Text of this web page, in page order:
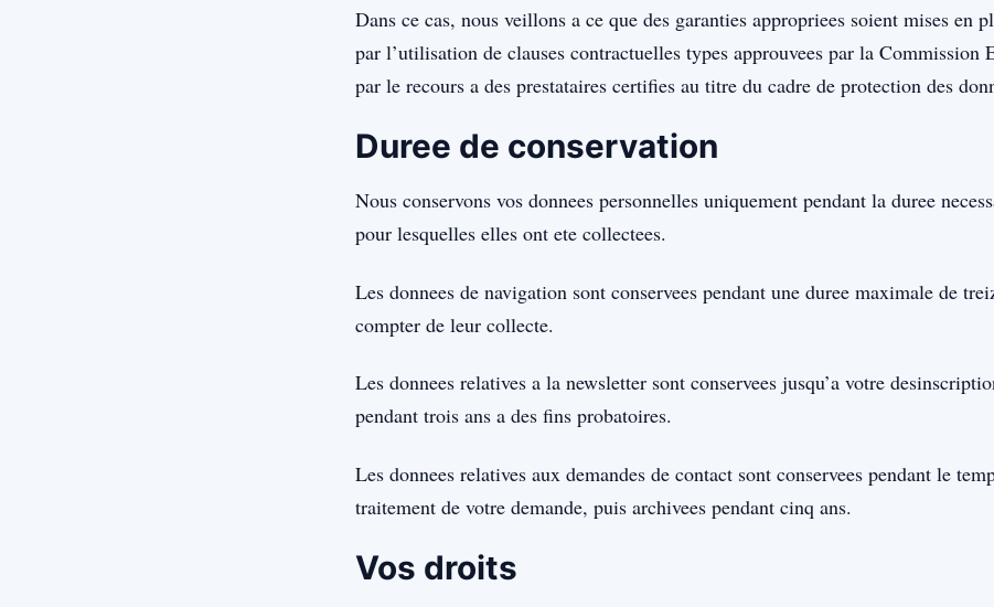
Dans ce cas, nous veillons a ce que des garanties appropriees soient mises en
par l’utilisation de clauses contractuelles types approuvees par la Commission
par le recours a des prestataires certifies au titre du cadre de protection des
Duree de conservation
Nous conservons vos donnees personnelles uniquement pendant la duree
pour lesquelles elles ont ete collectees.
Les donnees de navigation sont conservees pendant une duree maximale de
compter de leur collecte.
Les donnees relatives a la newsletter sont conservees jusqu’a votre
pendant trois ans a des fins probatoires.
Les donnees relatives aux demandes de contact sont conservees pendant le
traitement de votre demande, puis archivees pendant cinq ans.
Vos droits